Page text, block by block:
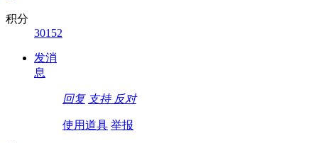
积分
30152
发消
息
回复 支持 反对
使用道具 举报